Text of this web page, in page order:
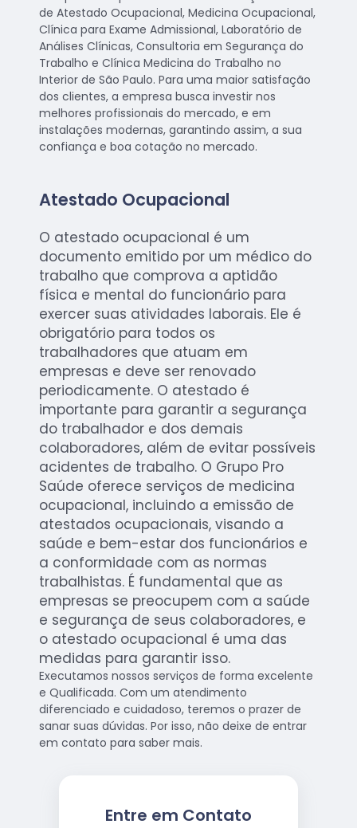
de Atestado Ocupacional, Medicina Ocupacional,
Clínica para Exame Admissional, Laboratório de
Análises Clínicas, Consultoria em Segurança do
Trabalho e Clínica Medicina do Trabalho no
Interior de São Paulo. Para uma maior satisfação
dos clientes, a empresa busca investir nos
melhores profissionais do mercado, e em
instalações modernas, garantindo assim, a sua
confiança e boa cotação no mercado.
Atestado Ocupacional
O atestado ocupacional é um
documento emitido por um médico do
trabalho que comprova a aptidão
física e mental do funcionário para
exercer suas atividades laborais. Ele é
obrigatório para todos os
trabalhadores que atuam em
empresas e deve ser renovado
periodicamente. O atestado é
importante para garantir a segurança
do trabalhador e dos demais
colaboradores, além de evitar possíveis
acidentes de trabalho. O Grupo Pro
Saúde oferece serviços de medicina
ocupacional, incluindo a emissão de
atestados ocupacionais, visando a
saúde e bem-estar dos funcionários e
a conformidade com as normas
trabalhistas. É fundamental que as
empresas se preocupem com a saúde
e segurança de seus colaboradores, e
o atestado ocupacional é uma das
medidas para garantir isso.
Executamos nossos serviços de forma excelente
e Qualificada. Com um atendimento
diferenciado e cuidadoso, teremos o prazer de
sanar suas dúvidas. Por isso, não deixe de entrar
em contato para saber mais.
Entre em Contato